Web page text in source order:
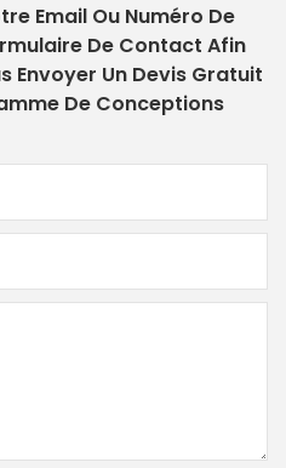
Email Ou Numéro De
De Contact Afin
Envoyer Un Devis Gratuit
De Conceptions